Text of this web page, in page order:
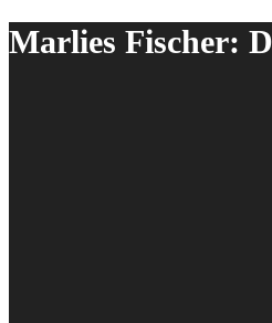
Marlies Fischer: